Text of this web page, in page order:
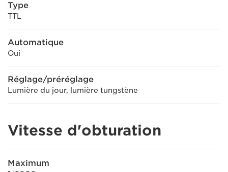
Type
TTL
Automatique
Oui
Réglage/préréglage
Lumière du jour, lumière tungstène
Vitesse d'obturation
Maximum